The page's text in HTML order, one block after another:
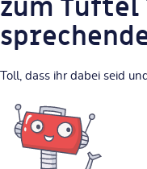
zum Tüftel
Toll, dass ihr dabei seid